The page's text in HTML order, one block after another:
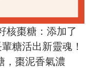
核棗糖：添加了
糖活出新靈魂！
，棗泥香氣濃